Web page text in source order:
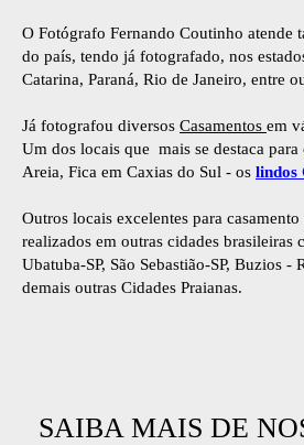
O Fotógrafo Fernando Coutinho atende
do país, tendo já fotografado, nos
Catarina, Paraná, Rio de Janeiro, entre
Já fotografou diversos Casamentos em
Um dos locais que mais se destaca para
Areia, Fica em Caxias do Sul - os lindos
Outros locais excelentes para
realizados em outras cidades brasileiras
Ubatuba-SP, São Sebastião-SP, Buzios -
demais outras Cidades Praianas.
SAIBA MAIS DE